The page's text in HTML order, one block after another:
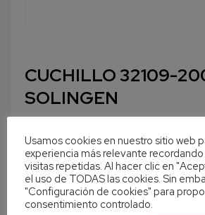
CUCHILLO 32109-
SOLINGEN
Cantidad En stock
Usamos cookies en nuestro sitio web
experiencia más relevante
visitas repetidas. Al hacer clic en
el uso de TODAS las cookies. Sin
"Configuración de cookies" para
consentimiento controlado.